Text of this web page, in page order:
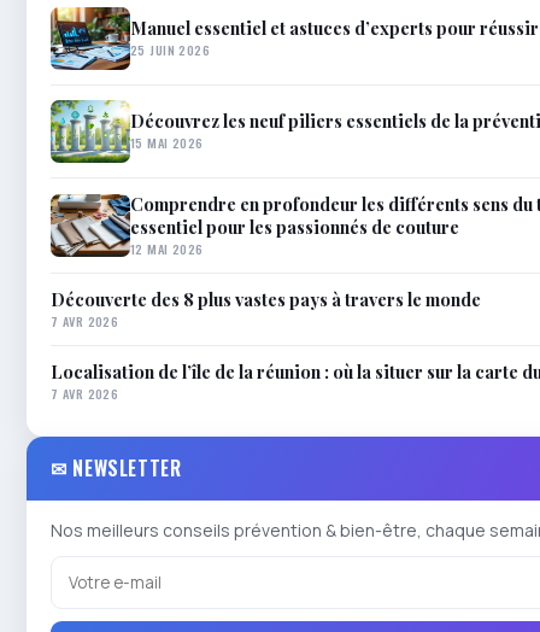
Manuel essentiel et astuces d’experts pour réussir
25 JUIN 2026
Découvrez les neuf piliers essentiels de la
15 MAI 2026
Comprendre en profondeur les différents sens du
essentiel pour les passionnés de couture
12 MAI 2026
Découverte des 8 plus vastes pays à travers le monde
7 AVR 2026
Localisation de l’île de la réunion : où la situer sur la carte
7 AVR 2026
✉ NEWSLETTER
Nos meilleurs conseils prévention & bien-être, chaque